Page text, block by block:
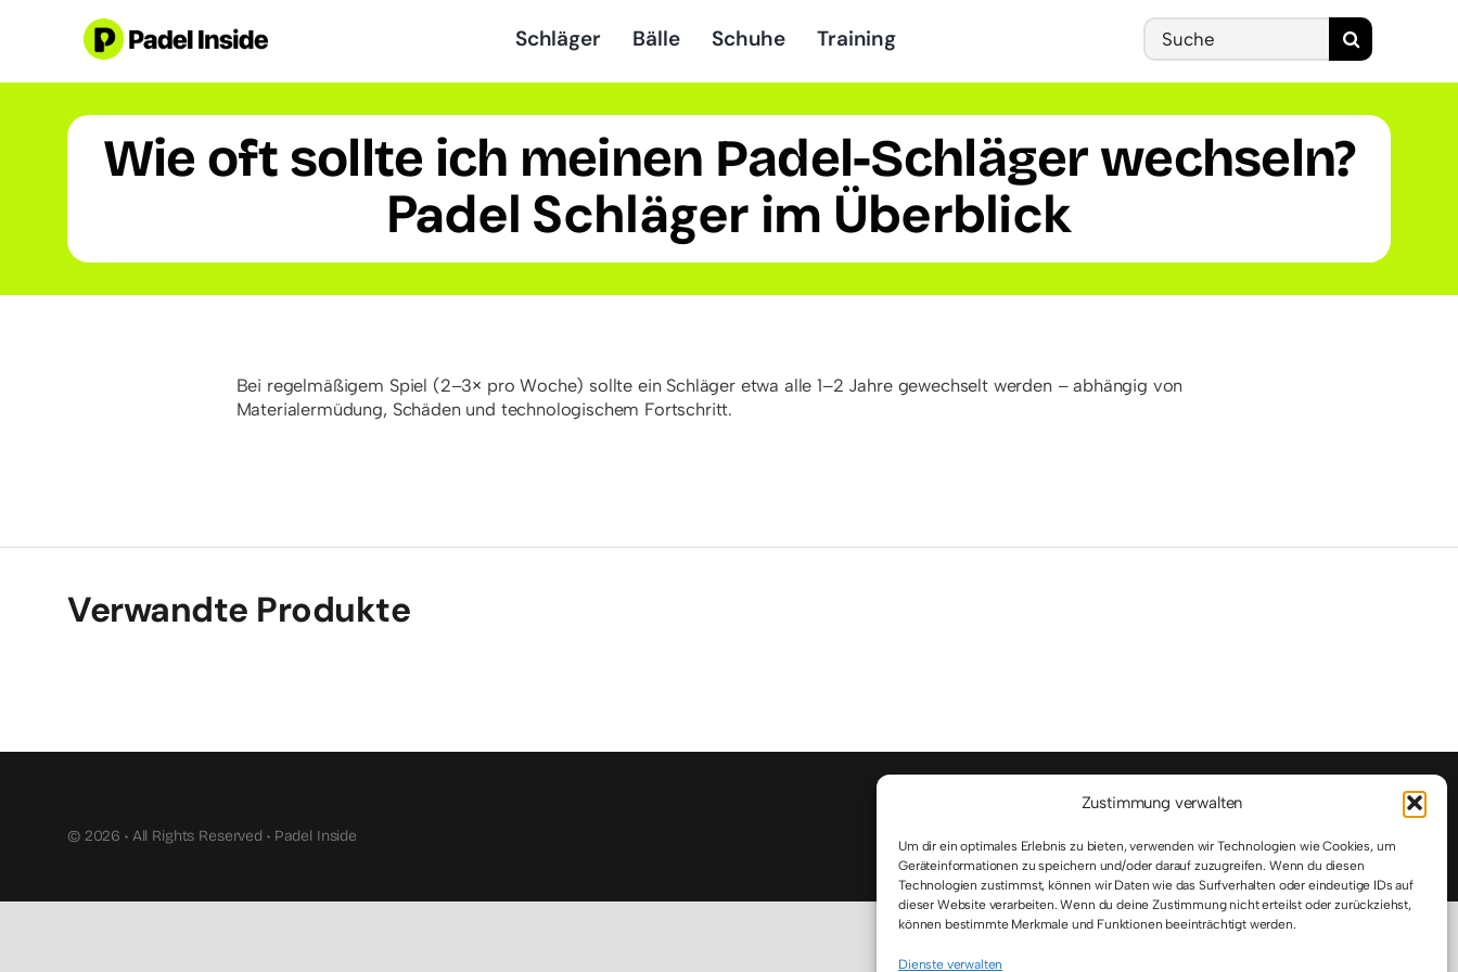
Zustimmung verwalten
Um dir ein optimales Erlebnis zu bieten, verwenden wir Technologien wie Cookies, um
Geräteinformationen zu speichern und/oder darauf zuzugreifen. Wenn du diesen
Technologien zustimmst, können wir Daten wie das Surfverhalten oder eindeutige IDs auf
dieser Website verarbeiten. Wenn du deine Zustimmung nicht erteilst oder zurückziehst,
können bestimmte Merkmale und Funktionen beeinträchtigt werden.
Dienste verwalten
Schläger Bälle Schuhe Training
Search
for:
Wie oft sollte ich meinen Padel-Schläger wechseln?
Padel Schläger im Überblick
Bei regelmäßigem Spiel (2–3× pro Woche) sollte ein Schläger etwa alle 1–2 Jahre gewechselt werden – abhängig von
Materialermüdung, Schäden und technologischem Fortschritt.
Verwandte Produkte
© 2026 • All Rights Reserved • Padel Inside Impressum Datenschutz Cookie-Richtlinie (EU) FAQs